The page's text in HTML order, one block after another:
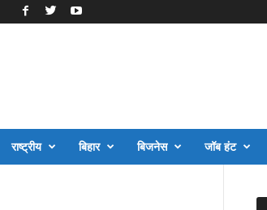
राष्ट्रीय बिहार बिजनेस जॉब हंट